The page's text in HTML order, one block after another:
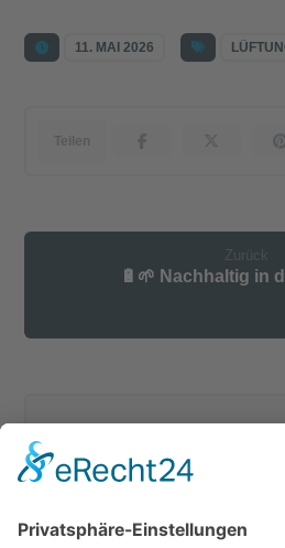
11. MAI 2026
Zurück
🔋🌱 Nachhaltig in
ÄHNLICHE